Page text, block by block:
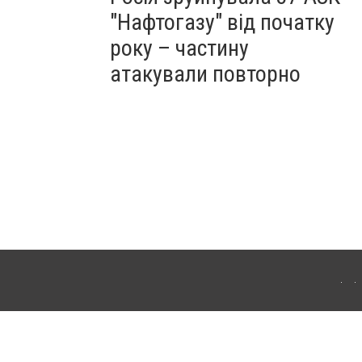
"Нафтогазу" від початку
року – частину
атакували повторно